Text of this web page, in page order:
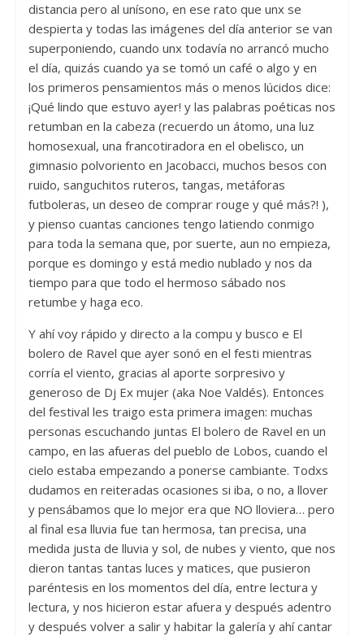
distancia pero al unísono, en ese rato que unx se
despierta y todas las imágenes del día anterior se van
superponiendo, cuando unx todavía no arrancó mucho
el día, quizás cuando ya se tomó un café o algo y en
los primeros pensamientos más o menos lúcidos dice:
¡Qué lindo que estuvo ayer! y las palabras poéticas nos
retumban en la cabeza (recuerdo un átomo, una luz
homosexual, una francotiradora en el obelisco, un
gimnasio polvoriento en Jacobacci, muchos besos con
ruido, sanguchitos ruteros, tangas, metáforas
futboleras, un deseo de comprar rouge y qué más?! ),
y pienso cuantas canciones tengo latiendo conmigo
para toda la semana que, por suerte, aun no empieza,
porque es domingo y está medio nublado y nos da
tiempo para que todo el hermoso sábado nos
retumbe y haga eco.
Y ahí voy rápido y directo a la compu y busco e El
bolero de Ravel que ayer sonó en el festi mientras
corría el viento, gracias al aporte sorpresivo y
generoso de Dj Ex mujer (aka Noe Valdés). Entonces
del festival les traigo esta primera imagen: muchas
personas escuchando juntas El bolero de Ravel en un
campo, en las afueras del pueblo de Lobos, cuando el
cielo estaba empezando a ponerse cambiante. Todxs
dudamos en reiteradas ocasiones si iba, o no, a llover
y pensábamos que lo mejor era que NO lloviera… pero
al final esa lluvia fue tan hermosa, tan precisa, una
medida justa de lluvia y sol, de nubes y viento, que nos
dieron tantas tantas luces y matices, que pusieron
paréntesis en los momentos del día, entre lectura y
lectura, y nos hicieron estar afuera y después adentro
y después volver a salir y habitar la galería y ahí cantar